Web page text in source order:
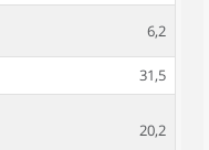
6,2
31,5
20,2